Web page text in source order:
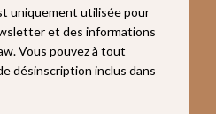
uniquement utilisée pour
et des informations
Vous pouvez à tout
désinscription inclus dans